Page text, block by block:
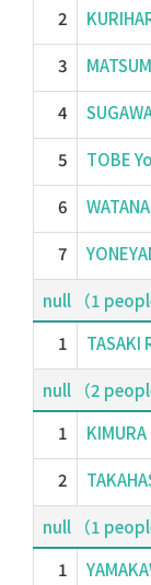
2
3
4
5 TOBE
6
7
null （1
1
TASAKI
null （2
1
2
null （1
1